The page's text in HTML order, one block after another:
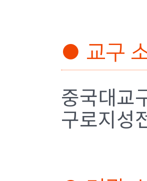
● 교구
중국대교
구로지성